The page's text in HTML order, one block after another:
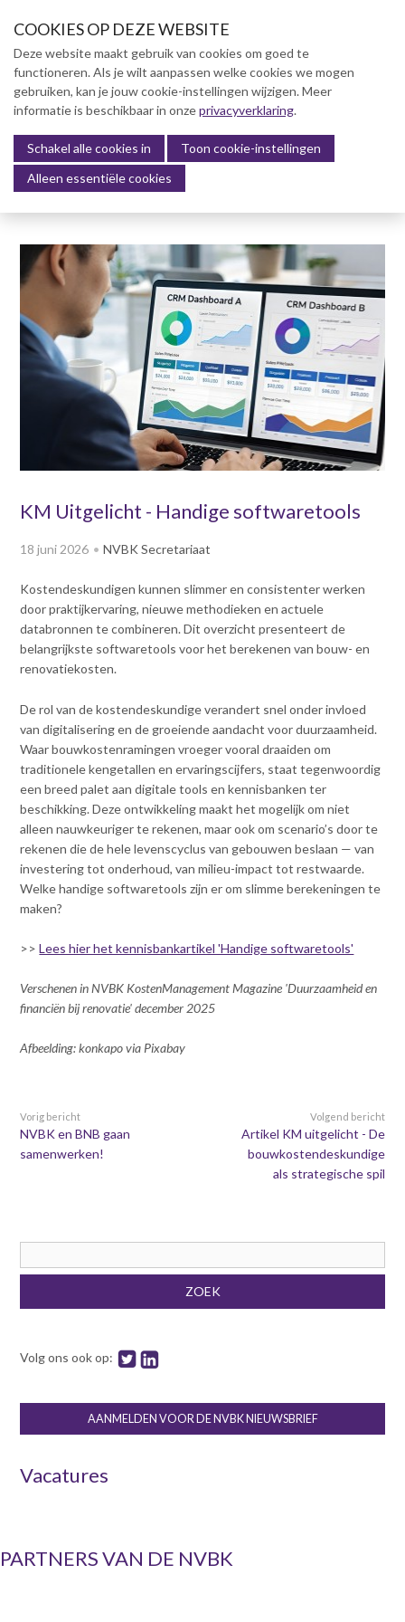
u
p
n
u
m
p
t
o
a
n
c
o
n
t
e
n
t
Menu
KM Uitgelicht - Handige softwaretools
18 juni 2026 NVBK Secretariaat
Kostendeskundigen kunnen slimmer en consistenter werken
door praktijkervaring, nieuwe methodieken en actuele
databronnen te combineren. Dit overzicht presenteert de
belangrijkste softwaretools voor het berekenen van bouw- en
renovatiekosten.
De rol van de kostendeskundige verandert snel onder invloed
van digitalisering en de groeiende aandacht voor duurzaamheid.
Waar bouwkostenramingen vroeger vooral draaiden om
traditionele kengetallen en ervaringscijfers, staat tegenwoordig
een breed palet aan digitale tools en kennisbanken ter
beschikking. Deze ontwikkeling maakt het mogelijk om niet
alleen nauwkeuriger te rekenen, maar ook om scenario’s door te
rekenen die de hele levenscyclus van gebouwen beslaan — van
investering tot onderhoud, van milieu-impact tot restwaarde.
Welke handige softwaretools zijn er om slimme berekeningen te
maken?
>>Lees hier het kennisbankartikel 'Handige softwaretools'
Verschenen in NVBK KostenManagement Magazine 'Duurzaamheid en
financiën bij renovatie' december 2025
Afbeelding: konkapo via Pixabay
Vorig bericht
NVBK en BNB gaan
samenwerken!
Volgend bericht
Artikel KM uitgelicht - De
bouwkostendeskundige
als strategische spil
ZOEK
Volg ons ook op:
AANMELDEN VOOR DE NVBK NIEUWSBRIEF
Vacatures
PARTNERS VAN DE NVBK
Over NVBK
NVBK Leden
Lidmaatschap
Kennisbank
Dag van de Bouwkosten 2025
Magazine
Kostenmanagement Bouw &
Infra (KM)
ABK-model 2023
Boek Levensduurkosten –
Slim investeren, lang
profiteren
Dag van de
Bouwkostendeskundige 2024
Dag van de
november 2023
Bouwkostenmanagement
Publicatiereeks
levensduurkosten
Nieuwsbrieven
Nieuwsarchief
Verenigingsdocumenten
Columns Bernd Karstenberg
Partners
Actualiteit
Contact
Inloggen mijn NVBK
Zoek
COOKIES OP DEZE WEBSITE
Deze website maakt gebruik van cookies om goed te
functioneren. Als je wilt aanpassen welke cookies we mogen
gebruiken, kan je jouw cookie-instellingen wijzigen. Meer
informatie is beschikbaar in onzeprivacyverklaring.
Schakel alle cookies in
Toon cookie-instellingen
Alleen essentiële cookies